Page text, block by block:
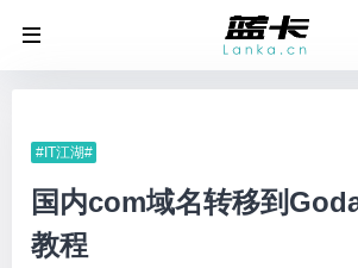
#IT江湖#
国内com域名转移到
教程